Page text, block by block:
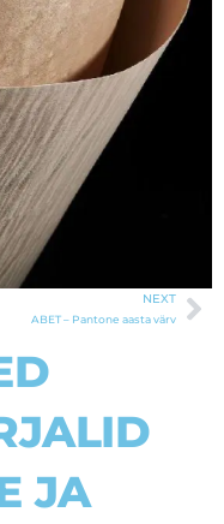
NEXT
ABET – Pantone aasta värv
JA